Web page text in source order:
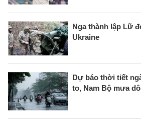
Nga thành lập Lữ
Ukraine
Dự báo thời tiết
to, Nam Bộ mưa